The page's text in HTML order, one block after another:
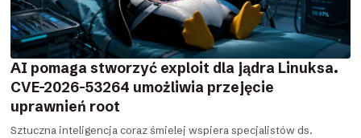
AI pomaga stworzyć exploit dla jądra Linuksa.
CVE-2026-53264 umożliwia przejęcie
uprawnień root
Sztuczna inteligencja coraz śmielej wspiera specjalistów ds.